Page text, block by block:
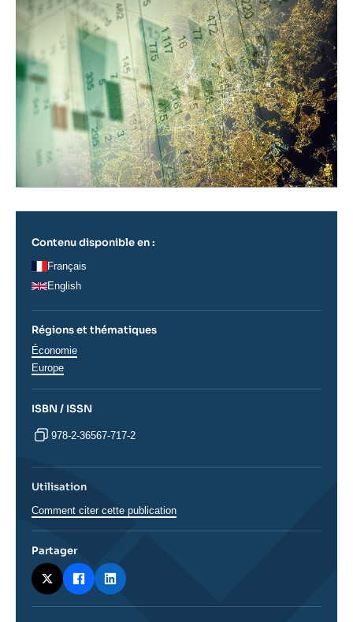
Contenu disponible en :
Français
English
Régions et thématiques
Thématiques
analyses
Économie
Régions
Europe
ISBN / ISSN
978-2-36567-717-2
Utilisation
Comment citer cette publication
Partager